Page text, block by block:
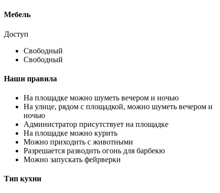
Мебель
Доступ
Свободный
Свободный
Наши правила
На площадке можно шуметь вечером и ночью
На улице, рядом с площадкой, можно шуметь вечером и
ночью
Администратор присутствует на площадке
На площадке можно курить
Можно приходить с животными
Разрешается разводить огонь для барбекю
Можно запускать фейрверки
Тип кухни